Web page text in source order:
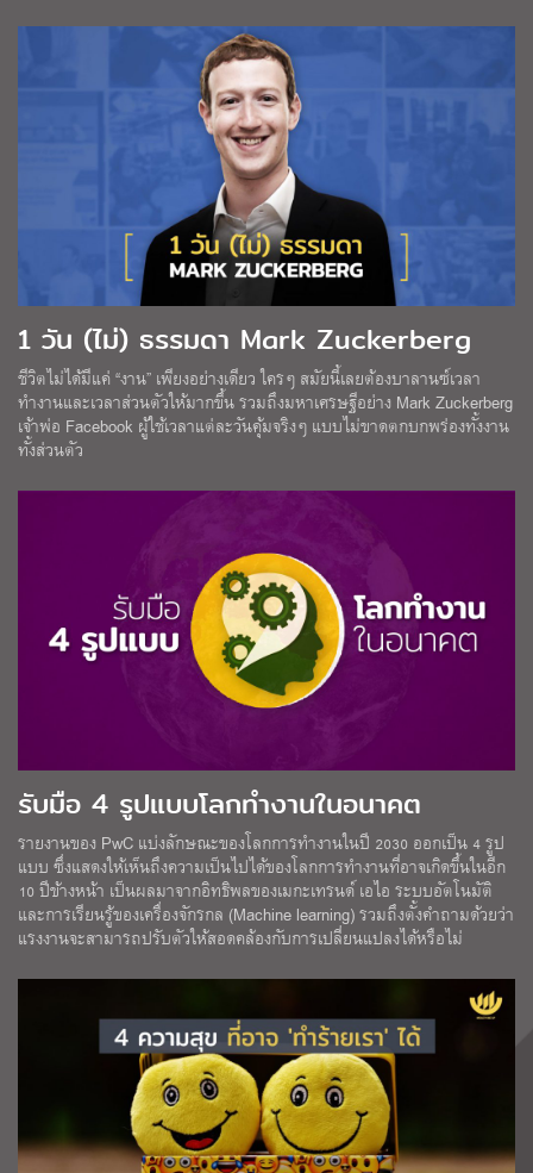
1 วัน (ไม่) ธรรมดา Mark Zuckerberg
ชีวิตไม่ได้มีแค่ “งาน” เพียงอย่างเดียว ใครๆ สมัยนี้เลยต้องบาลานซ์เวลา
ทำงานและเวลาส่วนตัวให้มากขึ้น รวมถึงมหาเศรษฐีอย่าง Mark Zuckerberg
เจ้าพ่อ Facebook ผู้ใช้เวลาแต่ละวันคุ้มจริงๆ แบบไม่ขาดตกบกพร่องทั้งงาน
ทั้งส่วนตัว
รับมือ 4 รูปแบบโลกทำงานในอนาคต
รายงานของ PwC แบ่งลักษณะของโลกการทำงานในปี 2030 ออกเป็น 4 รูป
แบบ ซึ่งแสดงให้เห็นถึงความเป็นไปได้ของโลกการทำงานที่อาจเกิดขึ้นในอีก
10 ปีข้างหน้า เป็นผลมาจากอิทธิพลของเมกะเทรนด์ เอไอ ระบบอัตโนมัติ
และการเรียนรู้ของเครื่องจักรกล (Machine learning) รวมถึงตั้งคำถามด้วยว่า
แรงงานจะสามารถปรับตัวให้สอดคล้องกับการเปลี่ยนแปลงได้หรือไม่